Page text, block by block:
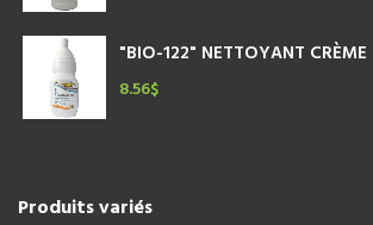
"BIO-122" NETTOYANT CRÈME
8.56$
Produits variés